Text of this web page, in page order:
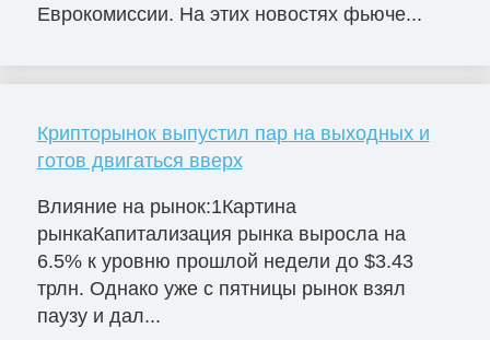
Еврокомиссии. На этих новостях фьюче...
Крипторынок выпустил пар на выходных и
готов двигаться вверх
Влияние на рынок:1Картина
рынкаКапитализация рынка выросла на
6.5% к уровню прошлой недели до $3.43
трлн. Однако уже с пятницы рынок взял
паузу и дал...